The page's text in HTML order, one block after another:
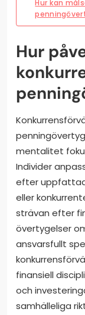
Hur kan
Hur
mentalitet
Individer
efter
eller
strävan efter
övertygelser
ansvarsfullt
finansiell
och
samhälleliga